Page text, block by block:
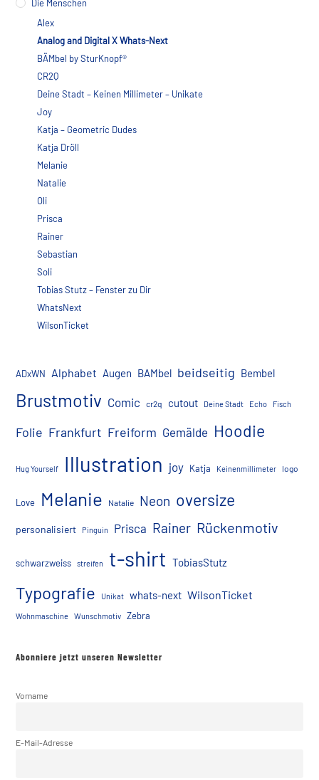
Die Menschen
Alex
Analog and Digital X Whats-Next
BÄMbel by SturKnopf®
CR2Q
Deine Stadt – Keinen Millimeter – Unikate
Joy
Katja – Geometric Dudes
Katja Dröll
Melanie
Natalie
Oli
Prisca
Rainer
Sebastian
Soli
Tobias Stutz – Fenster zu Dir
WhatsNext
WilsonTicket
ADxWN Alphabet Augen BAMbel beidseitig Bembel
Brustmotiv Comic cr2q cutout Deine Stadt Echo Fisch
Folie Frankfurt Freiform Gemälde Hoodie
Hug Yourself Illustration joy Katja Keinenmillimeter logo
Love Melanie Natalie Neon oversize
personalisiert Pinguin Prisca Rainer Rückenmotiv
schwarzweiss streifen t-shirt TobiasStutz
Typografie Unikat whats-next WilsonTicket
Wohnmaschine Wunschmotiv Zebra
Abonniere jetzt unseren Newsletter
Vorname
E-Mail-Adresse